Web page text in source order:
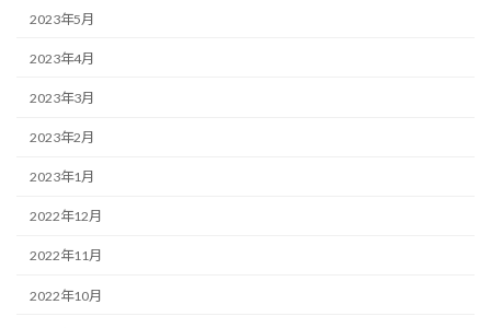
2023年5月
2023年4月
2023年3月
2023年2月
2023年1月
2022年12月
2022年11月
2022年10月